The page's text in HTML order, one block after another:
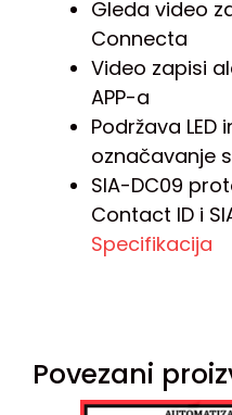
Gleda video
Connecta
Video zapisi
APP-a
Podržava LED
označavanje
SIA-DC09
Contact ID i
Specifikacija
Povezani